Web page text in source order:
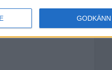
GODKÄNN